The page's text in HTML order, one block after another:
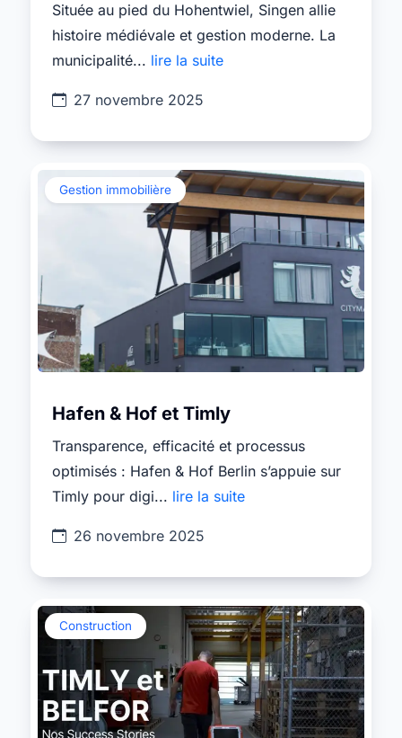
Située au pied du Hohentwiel, Singen allie
histoire médiévale et gestion moderne. La
municipalité... lire la suite
27 novembre 2025
Gestion immobilière
Hafen & Hof et Timly
Transparence, efficacité et processus
optimisés : Hafen & Hof Berlin s’appuie sur
Timly pour digi... lire la suite
26 novembre 2025
Construction